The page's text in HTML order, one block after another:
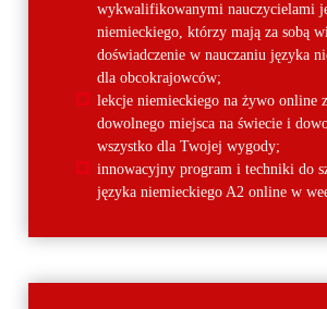
wykwalifikowanymi nauczycielami
niemieckiego, którzy mają za sobą
doświadczenie w nauczaniu języka
dla obcokrajowców;
lekcje niemieckiego na żywo online
dowolnego miejsca na świecie i
wszystko dla Twojej wygody;
innowacyjny program i techniki do
języka niemieckiego A2 online w